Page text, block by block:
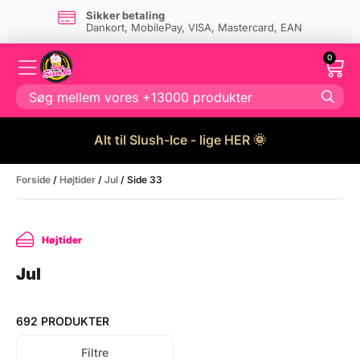
Sikker betaling
Dankort, MobilePay, VISA, Mastercard, EAN
0
Alt til Slush-Ice - lige HER 🌞
Forside / Højtider / Jul / Side 33
Højtider
Jul
692 PRODUKTER
Filtre